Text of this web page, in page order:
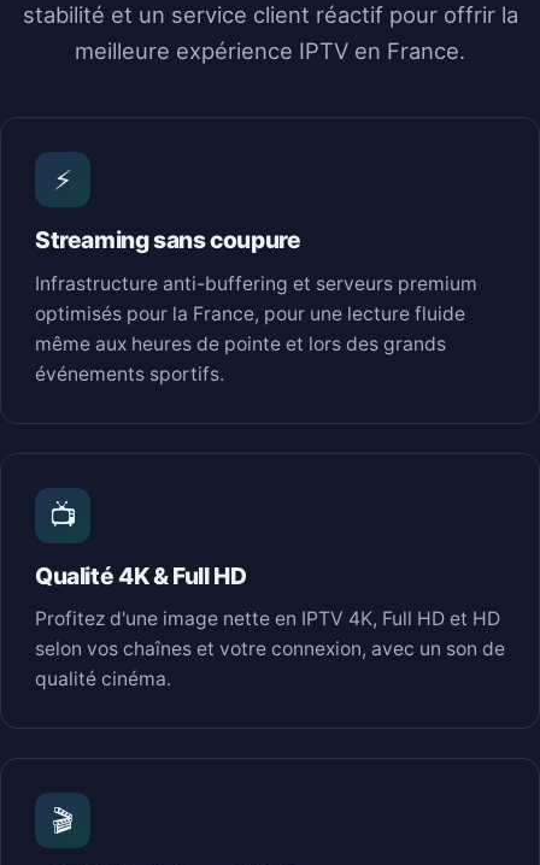
stabilité et un service client réactif pour offrir la
meilleure expérience IPTV en France.
⚡
Streaming sans coupure
Infrastructure anti-buffering et serveurs premium
optimisés pour la France, pour une lecture fluide
même aux heures de pointe et lors des grands
événements sportifs.
📺
Qualité 4K & Full HD
Profitez d'une image nette en IPTV 4K, Full HD et HD
selon vos chaînes et votre connexion, avec un son de
qualité cinéma.
🎬